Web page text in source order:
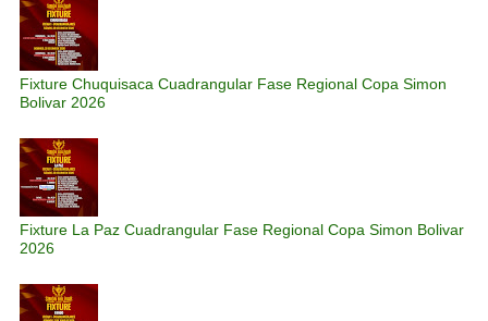
Fixture Chuquisaca Cuadrangular Fase Regional Copa Simon
Bolivar 2026
Fixture La Paz Cuadrangular Fase Regional Copa Simon Bolivar
2026